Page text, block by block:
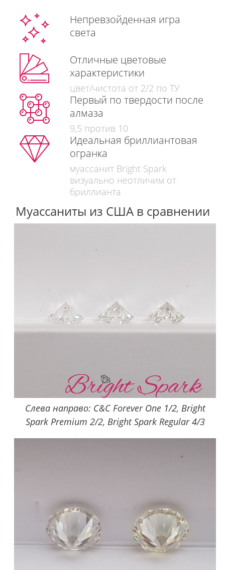
Непревзойденная игра
света
Отличные цветовые
характеристики
цвет/чистота от 2/2 по ТУ
Первый по твердости после
алмаза
9,5 против 10
Идеальная бриллиантовая
огранка
муассанит Bright Spark
визуально неотличим от
бриллианта
Муассаниты из США в сравнении
Слева направо: C&C Forever One 1/2, Bright
Spark Premium 2/2, Bright Spark Regular 4/3